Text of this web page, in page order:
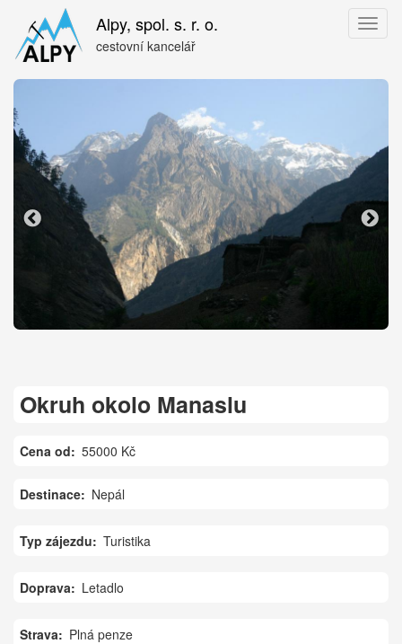
hlavnímu
obsahu
Alpy, spol. s. r. o.
cestovní kancelář
Okruh okolo Manaslu
Cena od 55000 Kč
Destinace Nepál
Typ zájezdu Turistika
Doprava Letadlo
Strava Plná penze